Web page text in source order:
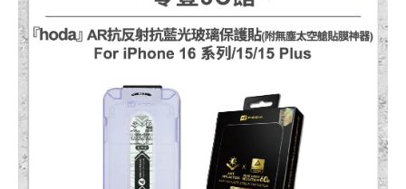
始
價
格：
NT$1,390。
前
價
NT$1,180。
抗
反
射
藍
光
玻
璃